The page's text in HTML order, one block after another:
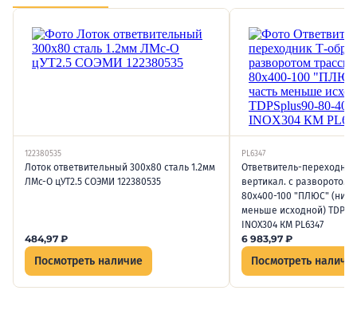
122380535
Лоток ответвительный 300х80 сталь 1.2мм
ЛМс-О цУТ2.5 СОЭМИ 122380535
484,97 ₽
Посмотреть наличие
PL6347
Ответвитель-
вертикал. с разворотом
80х400-100 "ПЛЮС"
меньше исходной)
INOX304 КМ PL6347
6 983,97 ₽
Посмотреть